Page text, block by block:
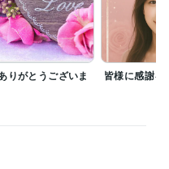
非常に困っております。
は再度かけ直し対応も致しま
基本アプリ対応ですのでご安
りがとうございま
皆様に感謝を